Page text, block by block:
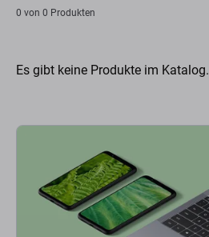
0 von 0 Produkten
Es gibt keine Produkte im Katalog.